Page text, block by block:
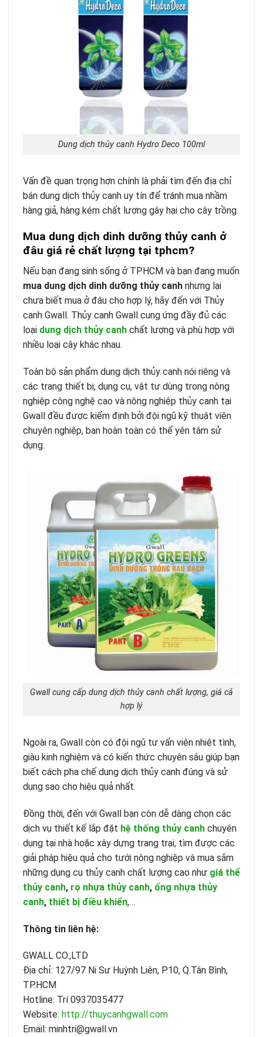
Dung dịch thủy canh Hydro Deco 100ml
Vấn đề quan trọng hơn chính là phải tìm đến địa chỉ
bán dung dịch thủy canh uy tín để tránh mua nhầm
hàng giả, hàng kém chất lượng gây hại cho cây trồng.
Mua dung dịch dinh dưỡng thủy canh ở
đâu giá rẻ chất lượng tại tphcm?
Nếu bạn đang sinh sống ở TPHCM và bạn đang muốn
mua dung dịch dinh dưỡng thủy canh nhưng lại
chưa biết mua ở đâu cho hợp lý, hãy đến với Thủy
canh Gwall. Thủy canh Gwall cung ứng đầy đủ các
loại dung dịch thủy canh chất lượng và phù hợp với
nhiều loại cây khác nhau.
Toàn bộ sản phẩm dung dịch thủy canh nói riêng và
các trang thiết bị, dụng cụ, vật tư dùng trong nông
nghiệp công nghệ cao và nông nghiệp thủy canh tại
Gwall đều được kiểm định bởi đội ngũ kỹ thuật viên
chuyên nghiệp, ban hoàn toàn có thể yên tâm sử
dụng.
Gwall cung cấp dung dịch thủy canh chất lượng, giá cả
hợp lý
Ngoài ra, Gwall còn có đội ngũ tư vấn viên nhiệt tình,
giàu kinh nghiệm và có kiến thức chuyên sâu giúp bạn
biết cách pha chế dung dịch thủy canh đúng và sử
dụng sao cho hiệu quả nhất.
Đồng thời, đến với Gwall bạn còn dễ dàng chọn các
dịch vụ thiết kế lắp đặt hệ thống thủy canh chuyên
dụng tại nhà hoặc xây dựng trang trại, tìm được các
giải pháp hiệu quả cho tưới nông nghiệp và mua sắm
những dụng cụ thủy canh chất lượng cao như giá thể
thủy canh, rọ nhựa thủy canh, ống nhựa thủy
canh, thiết bị điều khiển,…
Thông tin liên hệ:
GWALL CO.,LTD
Địa chỉ: 127/97 Ni Sư Huỳnh Liên, P.10, Q.Tân Bình,
TP.HCM
Hotline: Trí 0937035477
Website: http://thuycanhgwall.com
Email: minhtri@gwall.vn